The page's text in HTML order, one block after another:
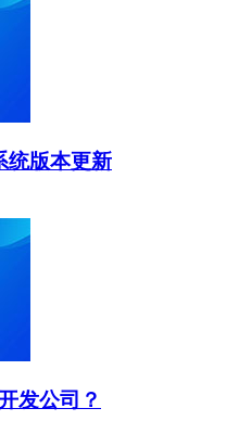
统版本更新
发公司？